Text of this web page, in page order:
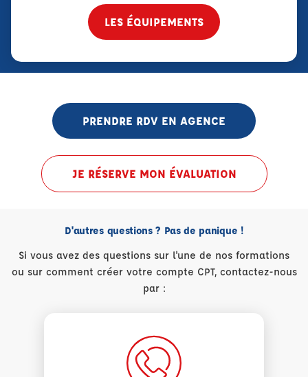
LES ÉQUIPEMENTS
PRENDRE RDV EN AGENCE
JE RÉSERVE MON ÉVALUATION
D'autres questions ? Pas de panique !
Si vous avez des questions sur l'une de nos formations
ou sur comment créer votre compte CPT, contactez-nous
par :